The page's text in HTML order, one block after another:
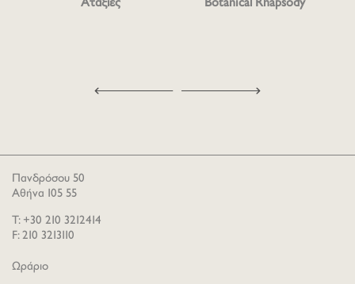
Αταξίες Botanical Rhapsody
Πανδρόσου 50
Αθήνα 105 55
T: +30 210 3212414
F: 210 3213110
Ωράριο